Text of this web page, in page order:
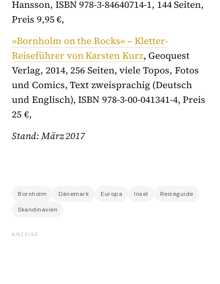
Hansson, ISBN 978-3-84640714-1, 144 Seiten,
Preis 9,95 €,
»Bornholm on the Rocks« – Kletter-
Reiseführer von Karsten Kurz, Geoquest
Verlag, 2014, 256 Seiten, viele Topos, Fotos
und Comics, Text zweisprachig (Deutsch
und Englisch), ISBN 978-3-00-041341-4, Preis
25 €,
Stand: März 2017
Bornholm Dänemark Europa Insel
Reiseguide
Skandinavien
ANZEIGE